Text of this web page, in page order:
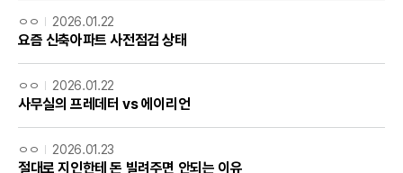
ㅇㅇ 2026.01.22
요즘 신축아파트 사전점검 상태
ㅇㅇ 2026.01.22
사무실의 프레데터 vs 에이리언
ㅇㅇ 2026.01.23
절대로 지인한테 돈 빌려주면 안되는 이유